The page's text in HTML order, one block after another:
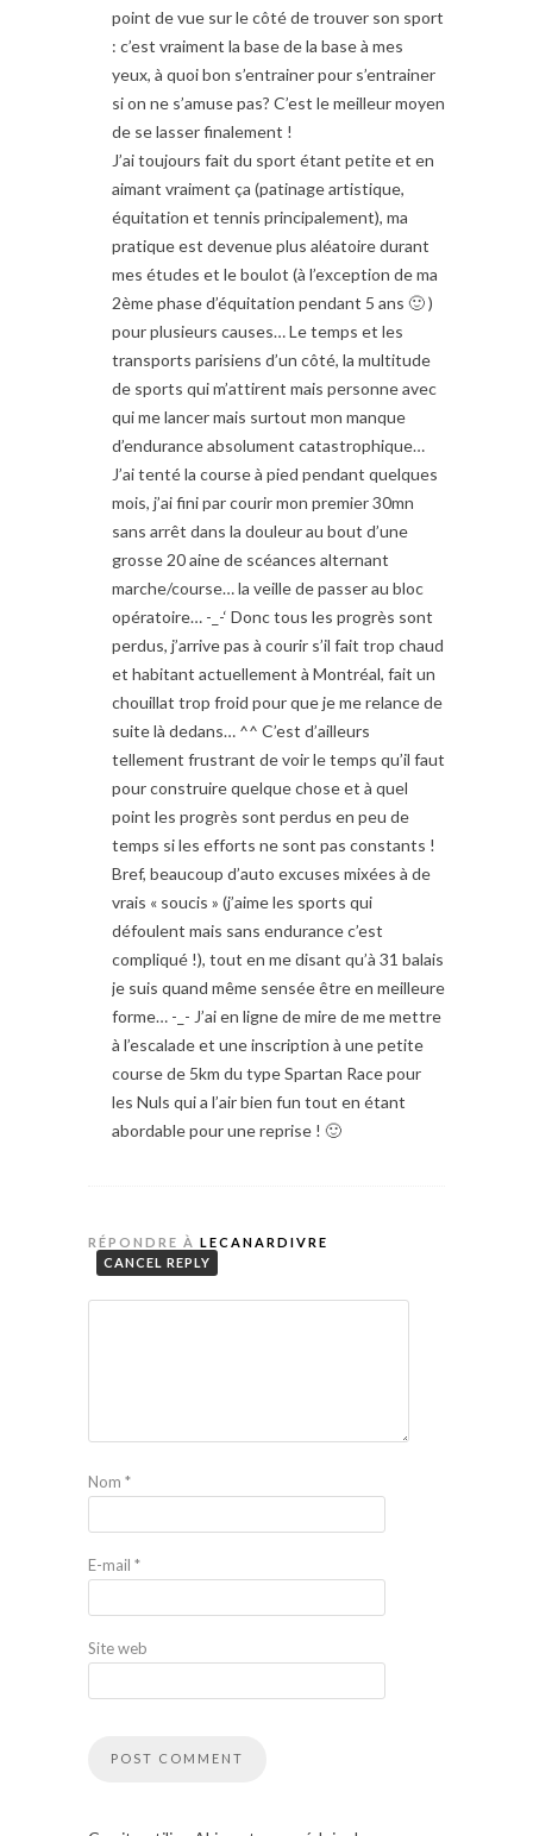
point de vue sur le côté de trouver son sport
: c’est vraiment la base de la base à mes
yeux, à quoi bon s’entrainer pour s’entrainer
si on ne s’amuse pas? C’est le meilleur moyen
de se lasser finalement !
J’ai toujours fait du sport étant petite et en
aimant vraiment ça (patinage artistique,
équitation et tennis principalement), ma
pratique est devenue plus aléatoire durant
mes études et le boulot (à l’exception de ma
2ème phase d’équitation pendant 5 ans 🙂 )
pour plusieurs causes… Le temps et les
transports parisiens d’un côté, la multitude
de sports qui m’attirent mais personne avec
qui me lancer mais surtout mon manque
d’endurance absolument catastrophique…
J’ai tenté la course à pied pendant quelques
mois, j’ai fini par courir mon premier 30mn
sans arrêt dans la douleur au bout d’une
grosse 20 aine de scéances alternant
marche/course… la veille de passer au bloc
opératoire… -_-‘ Donc tous les progrès sont
perdus, j’arrive pas à courir s’il fait trop chaud
et habitant actuellement à Montréal, fait un
chouillat trop froid pour que je me relance de
suite là dedans… ^^ C’est d’ailleurs
tellement frustrant de voir le temps qu’il faut
pour construire quelque chose et à quel
point les progrès sont perdus en peu de
temps si les efforts ne sont pas constants !
Bref, beaucoup d’auto excuses mixées à de
vrais « soucis » (j’aime les sports qui
défoulent mais sans endurance c’est
compliqué !), tout en me disant qu’à 31 balais
je suis quand même sensée être en meilleure
forme… -_- J’ai en ligne de mire de me mettre
à l’escalade et une inscription à une petite
course de 5km du type Spartan Race pour
les Nuls qui a l’air bien fun tout en étant
abordable pour une reprise ! 🙂
RÉPONDRE À LECANARDIVRE
CANCEL REPLY
Nom *
E-mail *
Site web